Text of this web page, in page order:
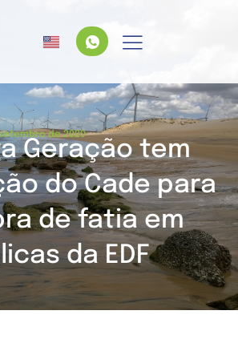
de 2020
Geração tem
do Cade para
de fatia em
da EDF